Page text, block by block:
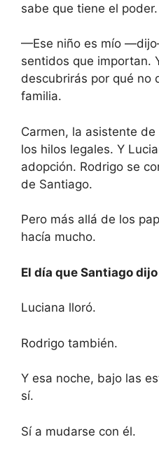
sabe que tiene el poder.
—Ese niño es mío
sentidos que importan.
descubrirás por qué no
familia.
Carmen, la asistente
los hilos legales. Y
adopción. Rodrigo se
de Santiago.
Pero más allá de los
hacía mucho.
El día que Santiago
Luciana lloró.
Rodrigo también.
Y esa noche, bajo las
sí.
Sí a mudarse con él.